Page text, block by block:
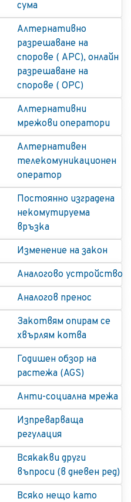
сума
Алтернативно
разрешаване на
спорове ( АРС), онлайн
разрешаване на
спорове ( ОРС)
Алтернативни
мрежови оператори
Алтернативeн
телекомуникационен
оператор
Постоянно изградена
некомутируема
връзка
Изменение на закон
Аналогово устройство
Аналогов пренос
Закотвям опирам се
хвърлям котва
Годишен обзор на
растежа (AGS)
Анти-социална мрежа
Изпреварваща
регулация
Всякакви други
въпроси (в дневен ред)
Всяко нещо като